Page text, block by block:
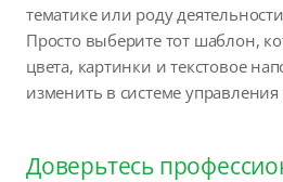
тематике или роду
Просто выберите тот шаблон,
цвета, картинки и текстовое
изменить в системе управления
Доверьтесь